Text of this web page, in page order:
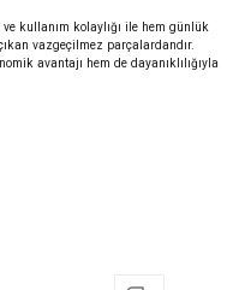
ve kullanım kolaylığı ile hem günlük
vazgeçilmez parçalardandır.
avantajı hem de dayanıklılığıyla